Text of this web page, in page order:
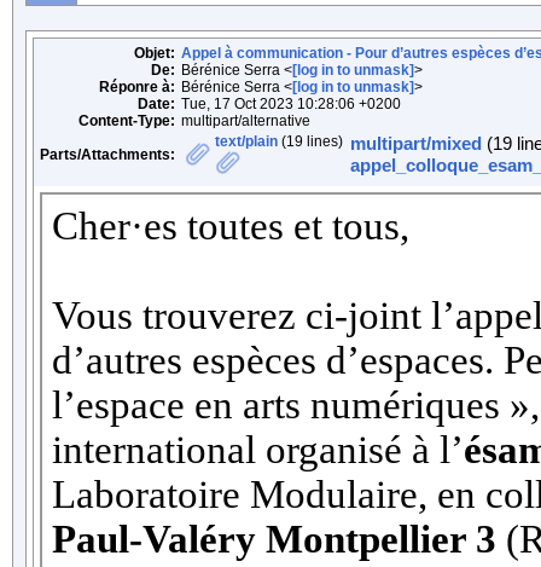
Objet: Appel à communication - Pour d’autres espèces
De: Bérénice Serra <[log in to unmask]>
Réponre à: Bérénice Serra <[log in to unmask]>
Date: Tue, 17 Oct 2023 10:28:06 +0200
Content-Type: multipart/alternative
Parts/Attachments:
text/plain (19 lines) multipart/mixed (19